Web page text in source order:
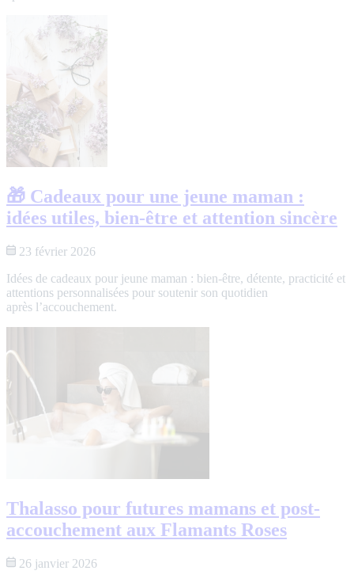
🎁 Cadeaux pour une jeune maman :
idées utiles, bien-être et attention sincère
23 février 2026
Idées de cadeaux pour jeune maman : bien-être, détente, practicité et
attentions personnalisées pour soutenir son quotidien
après l’accouchement.
Thalasso pour futures mamans et post-
accouchement aux Flamants Roses
26 janvier 2026